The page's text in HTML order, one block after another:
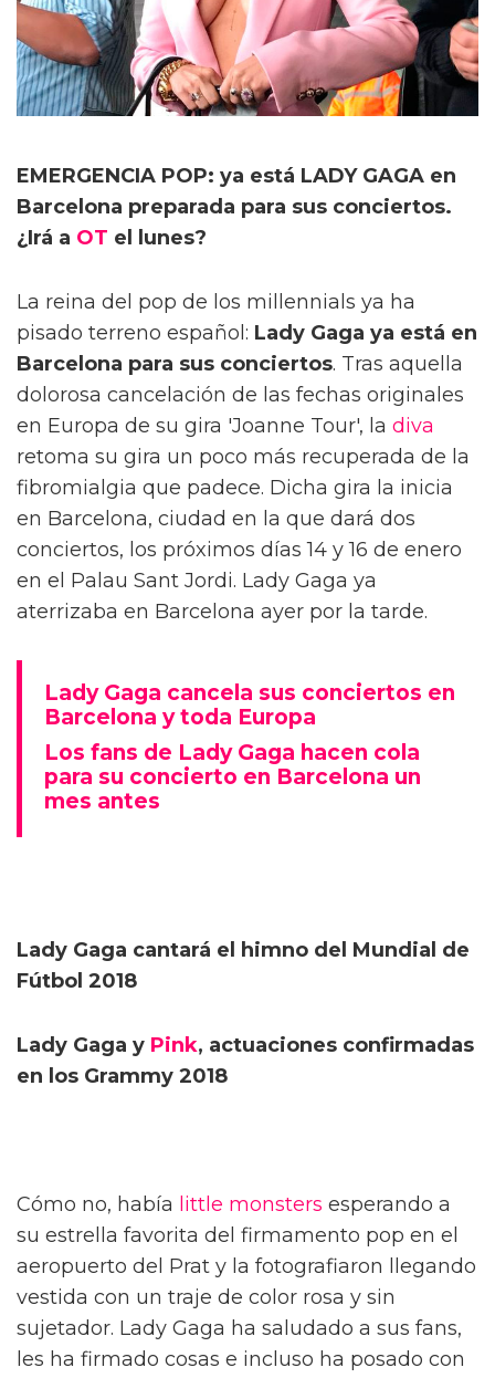
EMERGENCIA POP: ya está LADY GAGA en
Barcelona preparada para sus conciertos.
¿Irá a OT el lunes?
La reina del pop de los millennials ya ha
pisado terreno español: Lady Gaga ya está en
Barcelona para sus conciertos. Tras aquella
dolorosa cancelación de las fechas originales
en Europa de su gira 'Joanne Tour', la diva
retoma su gira un poco más recuperada de la
fibromialgia que padece. Dicha gira la inicia
en Barcelona, ciudad en la que dará dos
conciertos, los próximos días 14 y 16 de enero
en el Palau Sant Jordi. Lady Gaga ya
aterrizaba en Barcelona ayer por la tarde.
Lady Gaga cancela sus conciertos en
Barcelona y toda Europa
Los fans de Lady Gaga hacen cola
para su concierto en Barcelona un
mes antes
Lady Gaga cantará el himno del Mundial de
Fútbol 2018
Lady Gaga y Pink, actuaciones confirmadas
en los Grammy 2018
Cómo no, había little monsters esperando a
su estrella favorita del firmamento pop en el
aeropuerto del Prat y la fotografiaron llegando
vestida con un traje de color rosa y sin
sujetador. Lady Gaga ha saludado a sus fans,
les ha firmado cosas e incluso ha posado con